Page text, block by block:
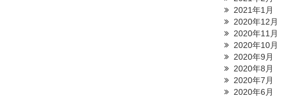
2021年1月
2020年12月
2020年11月
2020年10月
2020年9月
2020年8月
2020年7月
2020年6月